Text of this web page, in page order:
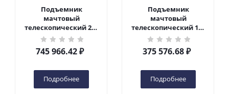
Подъемник
мачтовый
телескопический 200
кг 10 м TOR GTWY10-
200S DC 2-мачтовый
(автономный) (N) в
745 966.42₽
Подробнее
Подъемник
мачтовый
телескопический 125
кг 6 м TOR GTWY6-100
DC 1-мачтовый
(автономный) (G) в
375 576.68₽
Подробнее